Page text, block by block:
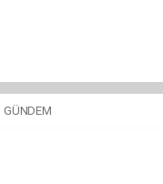
GÜNDEM